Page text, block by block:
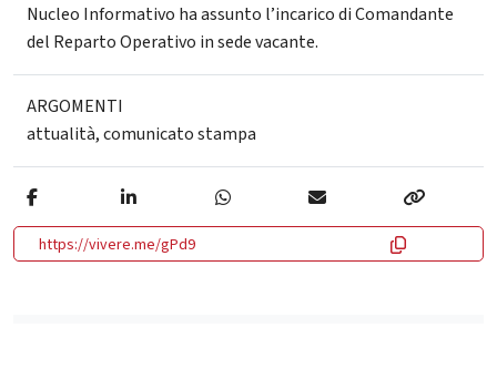
Nucleo Informativo ha assunto l’incarico di Comandante
del Reparto Operativo in sede vacante.
ARGOMENTI
attualità,comunicato stampa
https://vivere.me/gPd9